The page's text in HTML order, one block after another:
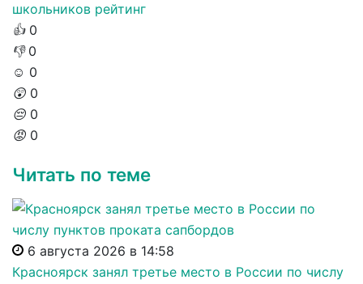
школьников рейтинг
👍 0
👎 0
☺️ 0
😲 0
😔 0
😡 0
Читать по теме
6 августа 2026 в 14:58
Красноярск занял третье место в России по числу